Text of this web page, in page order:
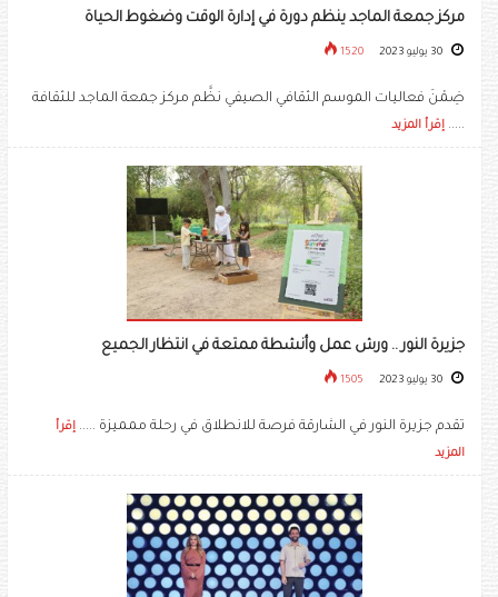
مركز جمعة الماجد ينظم دورة في إدارة الوقت وضغوط الحياة
1520
ضِمْنَ فعاليات الموسم الثقافي الصيفي نظَّم مركز جمعة الماجد للثقافة
..... إقرأ المزيد
جزيرة النور .. ورش عمل وأنشطة ممتعة في انتظار الجميع
1505
تقدم جزيرة النور في الشارقة فرصة للانطلاق في رحلة ممميزة ..... إقرأ
المزيد